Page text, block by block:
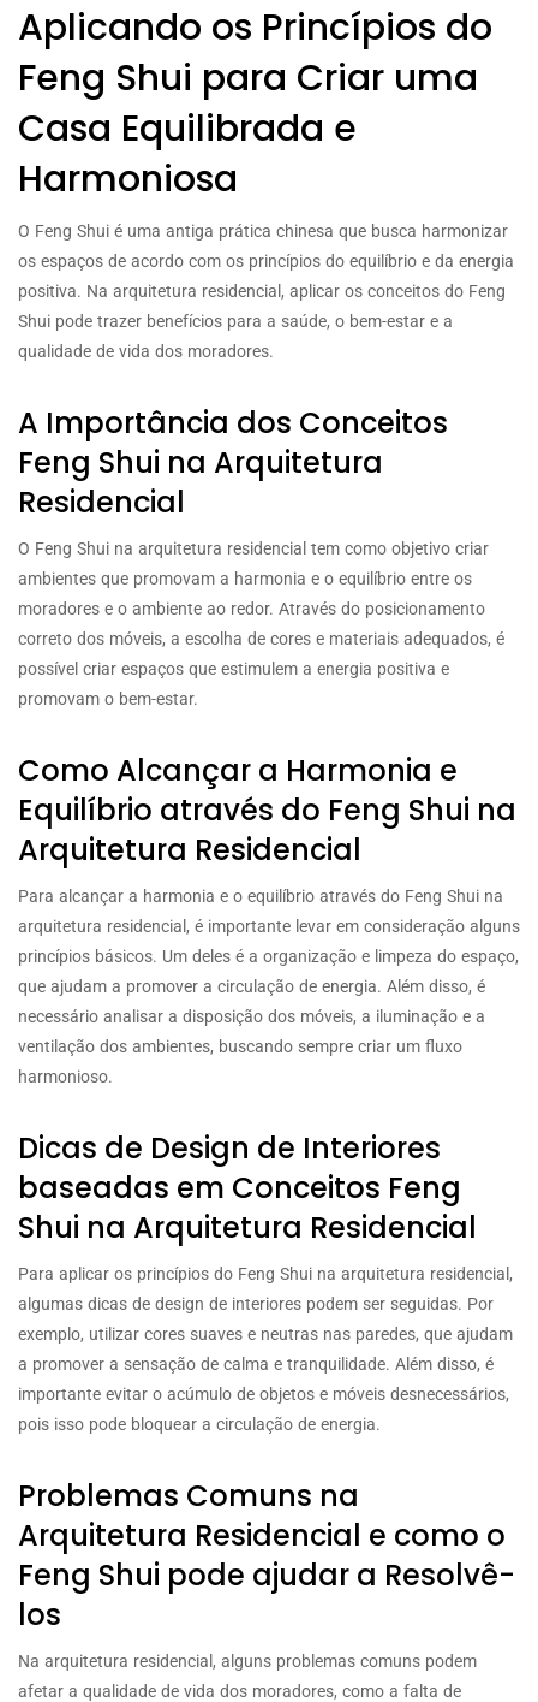
Aplicando os Princípios do
Feng Shui para Criar uma
Casa Equilibrada e
Harmoniosa
O Feng Shui é uma antiga prática chinesa que busca harmonizar
os espaços de acordo com os princípios do equilíbrio e da energia
positiva. Na arquitetura residencial, aplicar os conceitos do Feng
Shui pode trazer benefícios para a saúde, o bem-estar e a
qualidade de vida dos moradores.
A Importância dos Conceitos
Feng Shui na Arquitetura
Residencial
O Feng Shui na arquitetura residencial tem como objetivo criar
ambientes que promovam a harmonia e o equilíbrio entre os
moradores e o ambiente ao redor. Através do posicionamento
correto dos móveis, a escolha de cores e materiais adequados, é
possível criar espaços que estimulem a energia positiva e
promovam o bem-estar.
Como Alcançar a Harmonia e
Equilíbrio através do Feng Shui na
Arquitetura Residencial
Para alcançar a harmonia e o equilíbrio através do Feng Shui na
arquitetura residencial, é importante levar em consideração alguns
princípios básicos. Um deles é a organização e limpeza do espaço,
que ajudam a promover a circulação de energia. Além disso, é
necessário analisar a disposição dos móveis, a iluminação e a
ventilação dos ambientes, buscando sempre criar um fluxo
harmonioso.
Dicas de Design de Interiores
baseadas em Conceitos Feng
Shui na Arquitetura Residencial
Para aplicar os princípios do Feng Shui na arquitetura residencial,
algumas dicas de design de interiores podem ser seguidas. Por
exemplo, utilizar cores suaves e neutras nas paredes, que ajudam
a promover a sensação de calma e tranquilidade. Além disso, é
importante evitar o acúmulo de objetos e móveis desnecessários,
pois isso pode bloquear a circulação de energia.
Problemas Comuns na
Arquitetura Residencial e como o
Feng Shui pode ajudar a Resolvê-
los
Na arquitetura residencial, alguns problemas comuns podem
afetar a qualidade de vida dos moradores, como a falta de